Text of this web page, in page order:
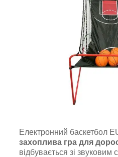
Електронний баскетбол
захоплива гра для
відбувається зі